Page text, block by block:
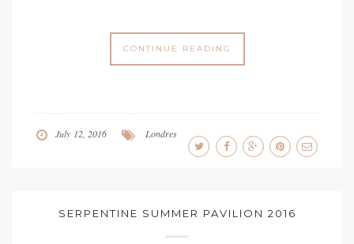
CONTINUE READING
July 12, 2016 Londres
SERPENTINE SUMMER PAVILION 2016